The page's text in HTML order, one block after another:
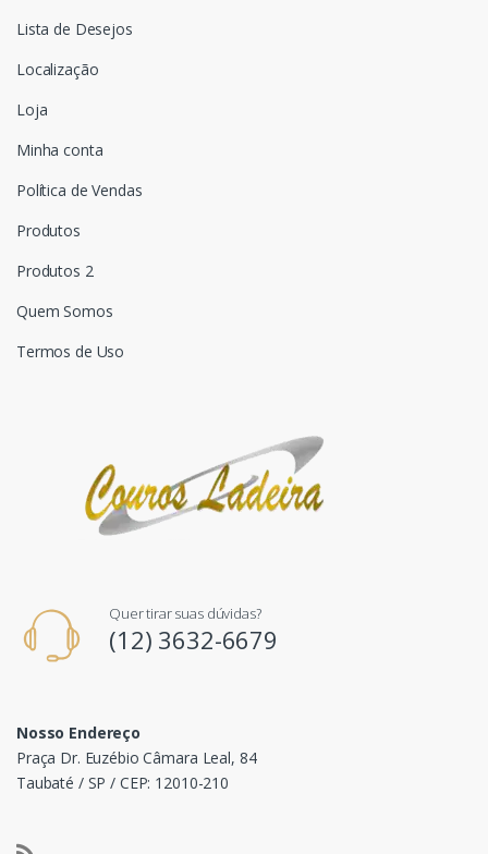
Lista de Desejos
Localização
Loja
Minha conta
Política de Vendas
Produtos
Produtos 2
Quem Somos
Termos de Uso
Quer tirar suas dúvidas?
(12) 3632-6679
Nosso Endereço
Praça Dr. Euzébio Câmara Leal, 84
Taubaté / SP / CEP: 12010-210